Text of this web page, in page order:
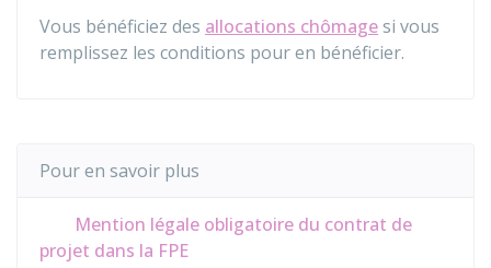
Vous bénéficiez des allocations chômagesi vous
remplissez les conditions pour en bénéficier.
Pour en savoir plus
Mention légale obligatoire du contrat de
projet dans la FPE